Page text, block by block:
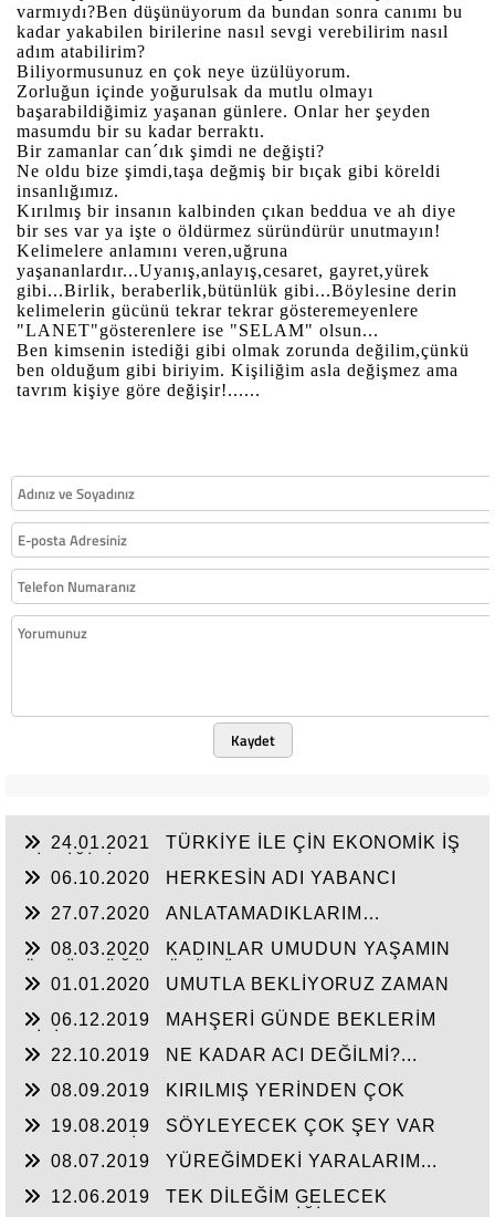
varmıydı?Ben düşünüyorum da bundan sonra canımı bu
kadar yakabilen birilerine nasıl sevgi verebilirim nasıl
adım atabilirim?
Biliyormusunuz en çok neye üzülüyorum.
Zorluğun içinde yoğurulsak da mutlu olmayı
başarabildiğimiz yaşanan günlere. Onlar her şeyden
masumdu bir su kadar berraktı.
Bir zamanlar can´dık şimdi ne değişti?
Ne oldu bize şimdi,taşa değmiş bir bıçak gibi köreldi
insanlığımız.
Kırılmış bir insanın kalbinden çıkan beddua ve ah diye
bir ses var ya işte o öldürmez süründürür unutmayın!
Kelimelere anlamını veren,uğruna
yaşananlardır...Uyanış,anlayış,cesaret, gayret,yürek
gibi...Birlik, beraberlik,bütünlük gibi...Böylesine derin
kelimelerin gücünü tekrar tekrar gösteremeyenlere
"LANET"gösterenlere ise "SELAM" olsun...
Ben kimsenin istediği gibi olmak zorunda değilim,çünkü
ben olduğum gibi biriyim. Kişiliğim asla değişmez ama
tavrım kişiye göre değişir!......
Kaydet
24.01.2021
TÜRKİYE İLE ÇİN EKONOMİK İŞ
06.10.2020
HERKESİN ADI YABANCI
27.07.2020
ANLATAMADIKLARIM…
08.03.2020
KADINLAR UMUDUN YAŞAMIN
01.01.2020
UMUTLA BEKLİYORUZ ZAMAN
06.12.2019
MAHŞERİ GÜNDE BEKLERİM
22.10.2019
NE KADAR ACI DEĞİLMİ?...
08.09.2019
KIRILMIŞ YERİNDEN ÇOK
19.08.2019
SÖYLEYECEK ÇOK ŞEY VAR
08.07.2019
YÜREĞİMDEKİ YARALARIM...
12.06.2019
TEK DİLEĞİM GELECEK